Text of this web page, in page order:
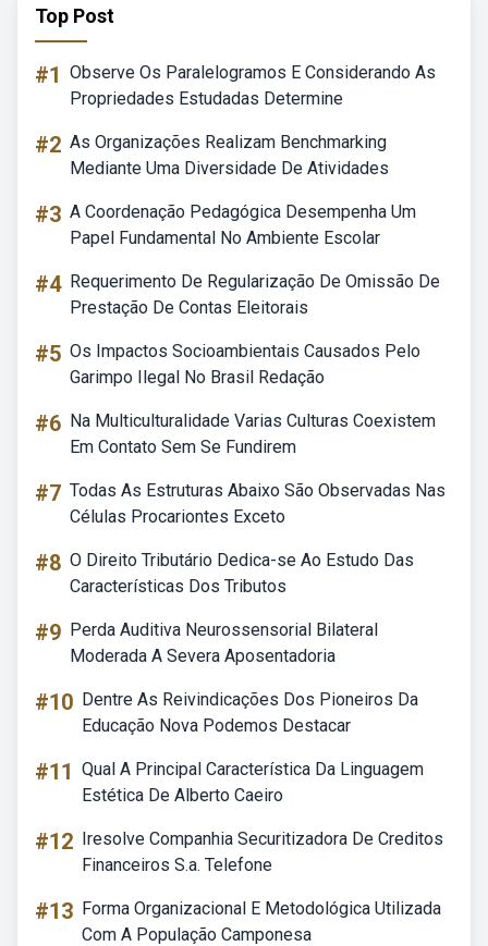
Top Post
#1 Observe Os Paralelogramos E Considerando As
Propriedades Estudadas Determine
#2 As Organizações Realizam Benchmarking
Mediante Uma Diversidade De Atividades
#3 A Coordenação Pedagógica Desempenha Um
Papel Fundamental No Ambiente Escolar
#4 Requerimento De Regularização De Omissão De
Prestação De Contas Eleitorais
#5 Os Impactos Socioambientais Causados Pelo
Garimpo Ilegal No Brasil Redação
#6 Na Multiculturalidade Varias Culturas Coexistem
Em Contato Sem Se Fundirem
#7 Todas As Estruturas Abaixo São Observadas Nas
Células Procariontes Exceto
#8 O Direito Tributário Dedica-se Ao Estudo Das
Características Dos Tributos
#9 Perda Auditiva Neurossensorial Bilateral
Moderada A Severa Aposentadoria
#10 Dentre As Reivindicações Dos Pioneiros Da
Educação Nova Podemos Destacar
#11 Qual A Principal Característica Da Linguagem
Estética De Alberto Caeiro
#12 Iresolve Companhia Securitizadora De Creditos
Financeiros S.a. Telefone
#13 Forma Organizacional E Metodológica Utilizada
Com A População Camponesa